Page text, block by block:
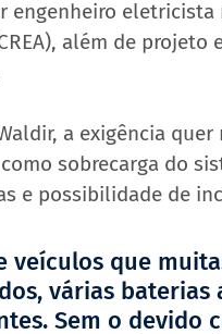
engenheiro
além de
a exigência
sobrecarga do
e possibilidade de
veículos que
várias
Sem o devido